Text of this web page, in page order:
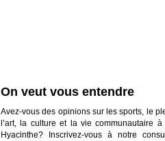
On veut vous entendre
Avez-vous des opinions sur les sports, le
l’art, la culture et la vie communautaire à
Hyacinthe? Inscrivez-vous à notre